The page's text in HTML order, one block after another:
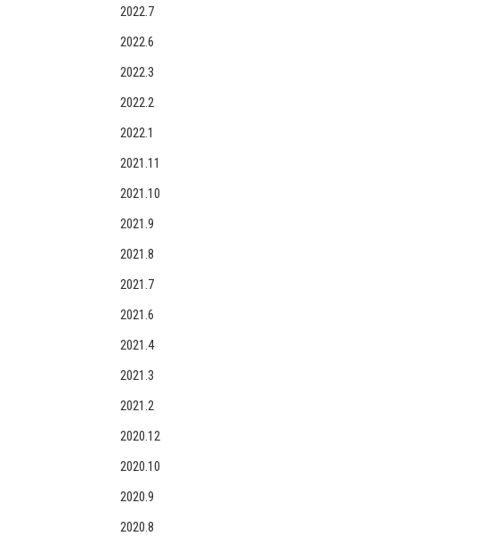
2022.7
2022.6
2022.3
2022.2
2022.1
2021.11
2021.10
2021.9
2021.8
2021.7
2021.6
2021.4
2021.3
2021.2
2020.12
2020.10
2020.9
2020.8